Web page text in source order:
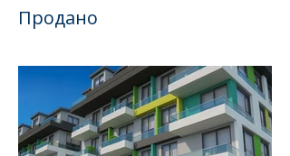
Продано